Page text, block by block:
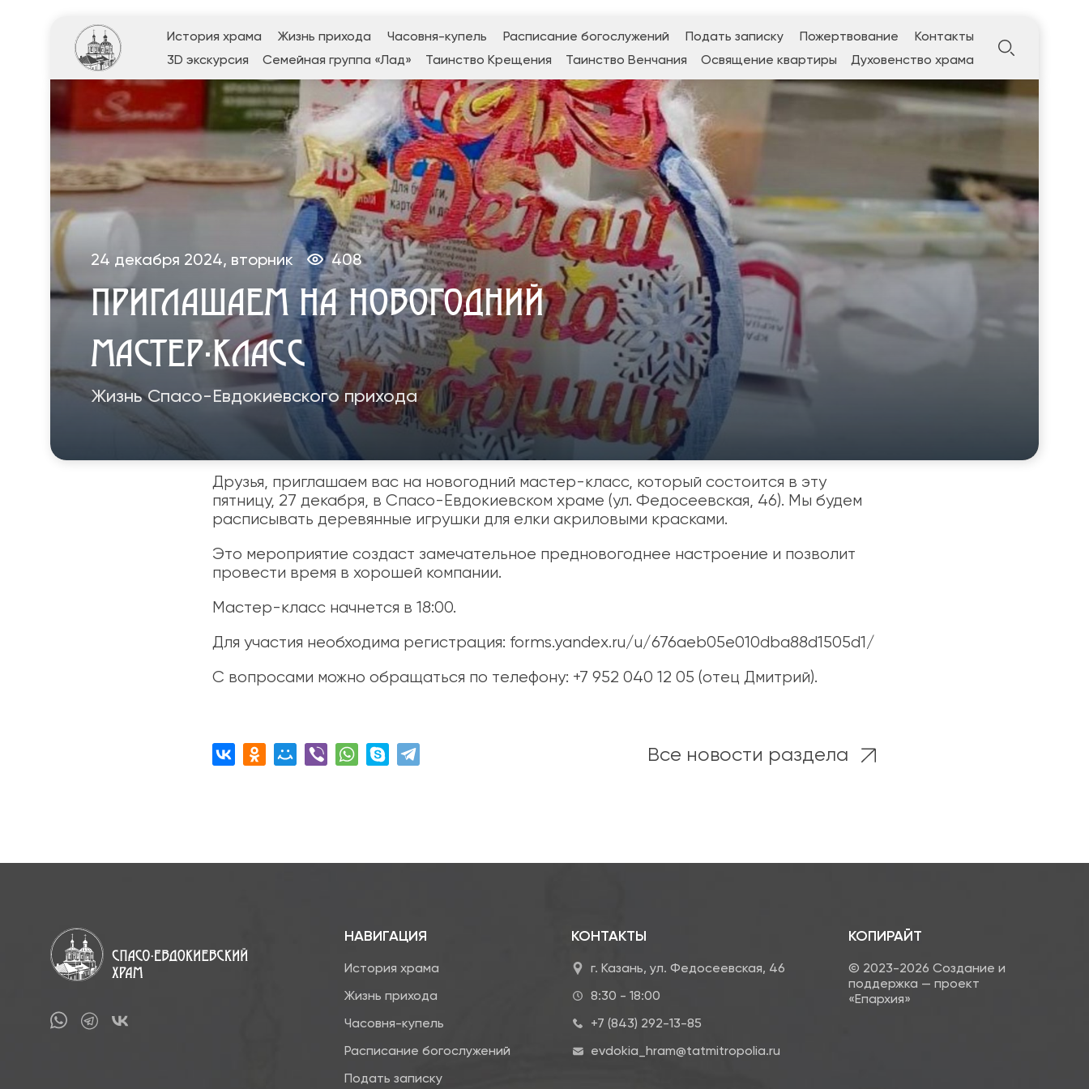
История храма Жизнь прихода Часовня-купель Расписание богослужений Подать записку Пожертвование
Контакты
3D экскурсия
Семейная группа «Лад» Таинство Крещения Таинство Венчания Освящение квартиры Духовенство храма
24 декабря 2024, вторник 408
ПРИГЛАШАЕМ НА НОВОГОДНИЙ
МАСТЕР-КЛАСС
Жизнь Спасо-Евдокиевского прихода
Друзья, приглашаем вас на новогодний мастер-класс, который состоится в эту
пятницу, 27 декабря, в Спасо-Евдокиевском храме (ул. Федосеевская, 46). Мы будем
расписывать деревянные игрушки для елки акриловыми красками.
Это мероприятие создаст замечательное предновогоднее настроение и позволит
провести время в хорошей компании.
Мастер-класс начнется в 18:00.
Для участия необходима регистрация: forms.yandex.ru/u/676aeb05e010dba88d1505d1/
С вопросами можно обращаться по телефону: +7 952 040 12 05 (отец Дмитрий).
Все новости раздела
НАВИГАЦИЯ
История храма
Жизнь прихода
Часовня-купель
Расписание богослужений
Подать записку
КОНТАКТЫ
г. Казань, ул. Федосеевская, 46
8:30 - 18:00
+7 (843) 292-13-85
evdokia_hram@tatmitropolia.ru
КОПИРАЙТ
© 2023-2026 Создание и
поддержка — проект
«Епархия»